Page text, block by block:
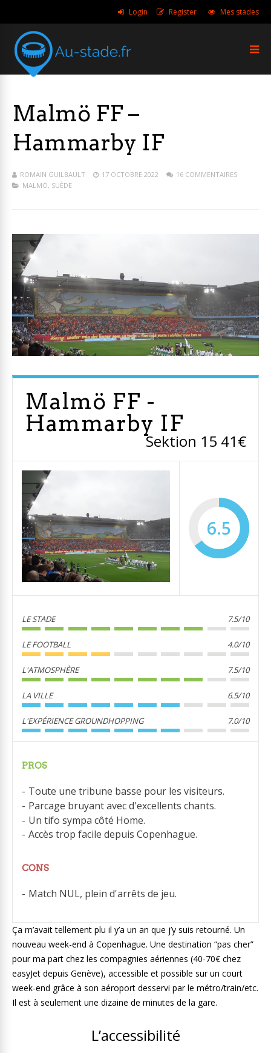
Login Register Mes stades
Malmö FF –
Hammarby IF
ROMAIN GUILBAULT 17 OCTOBRE 2022
16 COMMENTAIRES
MALMÖ, SUÈDE
Malmö FF -
Hammarby IF
Sektion 15 41€
6.5
LE STADE 7.5/10
LE FOOTBALL 4.0/10
L'ATMOSPHÈRE 7.5/10
LA VILLE 6.5/10
L'EXPÉRIENCE GROUNDHOPPING 7.0/10
PROS
Toute une tribune basse pour les visiteurs.
Parcage bruyant avec d'excellents chants.
Un tifo sympa côté Home.
Accès trop facile depuis Copenhague.
CONS
Match NUL, plein d'arrêts de jeu.
Ça m’avait tellement plu il y’a un an que j’y suis retourné. Un
nouveau week-end à Copenhague. Une destination “pas cher”
pour ma part chez les compagnies aériennes (40-70€ chez
easyJet depuis Genève), accessible et possible sur un court
week-end grâce à son aéroport desservi par le métro/train/etc.
Il est à seulement une dizaine de minutes de la gare.
L’accessibilité